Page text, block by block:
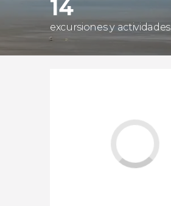
14
excursiones y actividades